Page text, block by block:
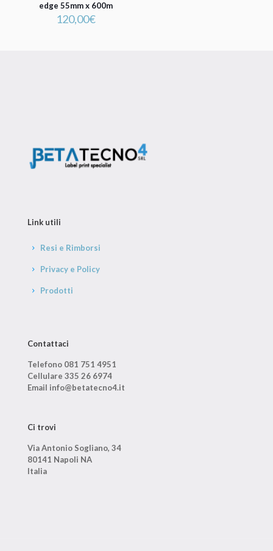
edge 55mm x 600m
120,00€
Link utili
Resi e Rimborsi
Privacy e Policy
Prodotti
Contattaci
Telefono 081 751 4951
Cellulare 335 26 6974
Email info@betatecno4.it
Ci trovi
Via Antonio Sogliano, 34
80141 Napoli NA
Italia